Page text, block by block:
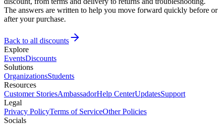
The answers are written to help you move forward quickly before or
after your purchase.
Back to all discounts
Explore
EventsDiscounts
Solutions
OrganizationsStudents
Resources
Customer StoriesAmbassadorHelp CenterUpdatesSupport
Legal
Privacy PolicyTerms of ServiceOther Policies
Socials